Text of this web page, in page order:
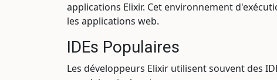
applications Elixir. Cet environnement
les applications web.
IDEs Populaires
Les développeurs Elixir utilisent souvent des